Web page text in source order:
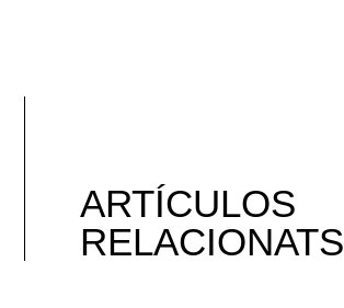
ARTÍCULOS
RELACIONATS